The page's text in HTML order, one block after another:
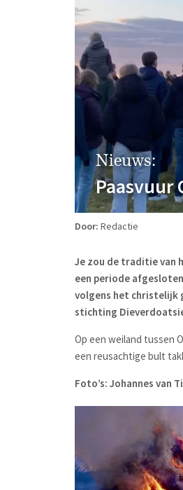
Nieuws:
Paasvuur
Door: Redactie
Je zou de traditie van
een periode
volgens het christelijk
stichting
Op een weiland tussen
een reusachtige bult
Foto’s: Johannes van